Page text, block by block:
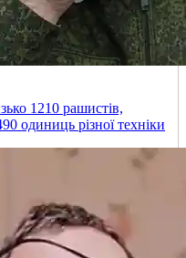
1210 рашистів,
одиниць різної техніки